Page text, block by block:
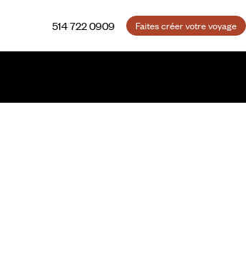
514 722 0909 Faites créer votre voyage